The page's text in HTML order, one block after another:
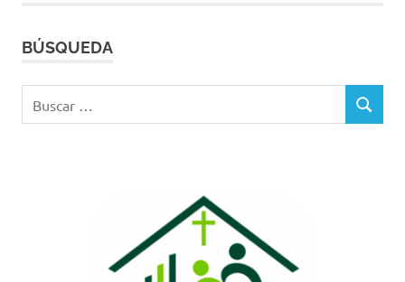
BÚSQUEDA
BUSCAR